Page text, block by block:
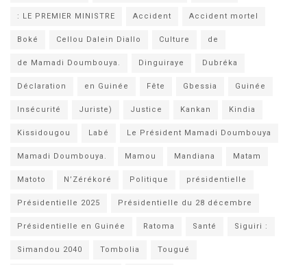
: LE PREMIER MINISTRE Accident Accident mortel
Boké Cellou Dalein Diallo Culture de
de Mamadi Doumbouya. Dinguiraye Dubréka
Déclaration en Guinée Fête Gbessia Guinée
Insécurité Juriste) Justice Kankan Kindia
Kissidougou Labé Le Président Mamadi Doumbouya
Mamadi Doumbouya. Mamou Mandiana Matam
Matoto N’Zérékoré Politique présidentielle
Présidentielle 2025 Présidentielle du 28 décembre
Présidentielle en Guinée Ratoma Santé Siguiri :
Simandou 2040 Tombolia Tougué